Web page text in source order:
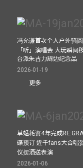
冯允谦首次个人户外骚
「听」演唱会 大玩瞬
台派朱古力周边纪念品
2026-01-19
更多
草蜢耗资4年完成
碟预订 近千fans大合唱
仪摆酒送表演
2026-01-06